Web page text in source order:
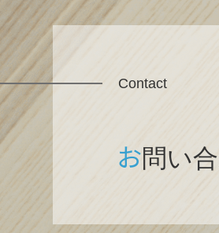
Contact
お問い